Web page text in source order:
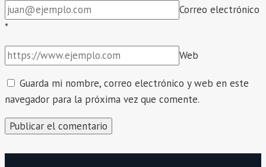
Correo electrónico
*
Web
Guarda mi nombre, correo electrónico y web en este
navegador para la próxima vez que comente.